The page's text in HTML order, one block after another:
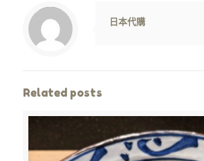
Warning
/www/wwwroot/jpshop.hk/wp-content/themes/betheme/includes/content-single.php
on line
286
日本代購
Related posts